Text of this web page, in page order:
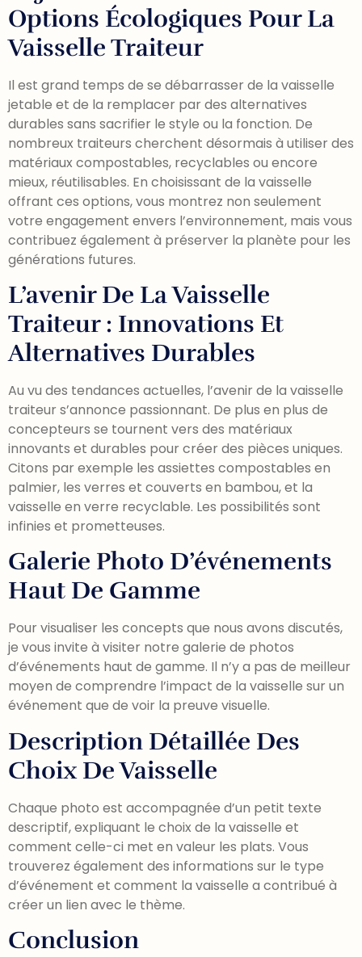
Options Écologiques Pour La
Vaisselle Traiteur
Il est grand temps de se débarrasser de la vaisselle
jetable et de la remplacer par des alternatives
durables sans sacrifier le style ou la fonction. De
nombreux traiteurs cherchent désormais à utiliser des
matériaux compostables, recyclables ou encore
mieux, réutilisables. En choisissant de la vaisselle
offrant ces options, vous montrez non seulement
votre engagement envers l’environnement, mais vous
contribuez également à préserver la planète pour les
générations futures.
L’avenir De La Vaisselle
Traiteur : Innovations Et
Alternatives Durables
Au vu des tendances actuelles, l’avenir de la vaisselle
traiteur s’annonce passionnant. De plus en plus de
concepteurs se tournent vers des matériaux
innovants et durables pour créer des pièces uniques.
Citons par exemple les assiettes compostables en
palmier, les verres et couverts en bambou, et la
vaisselle en verre recyclable. Les possibilités sont
infinies et prometteuses.
Galerie Photo D’événements
Haut De Gamme
Pour visualiser les concepts que nous avons discutés,
je vous invite à visiter notre galerie de photos
d’événements haut de gamme. Il n’y a pas de meilleur
moyen de comprendre l’impact de la vaisselle sur un
événement que de voir la preuve visuelle.
Description Détaillée Des
Choix De Vaisselle
Chaque photo est accompagnée d’un petit texte
descriptif, expliquant le choix de la vaisselle et
comment celle-ci met en valeur les plats. Vous
trouverez également des informations sur le type
d’événement et comment la vaisselle a contribué à
créer un lien avec le thème.
Conclusion